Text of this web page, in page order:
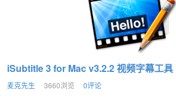
iSubtitle 3 for Mac v3.2.2 视频字幕工具
麦克先生 3660浏览 0评论